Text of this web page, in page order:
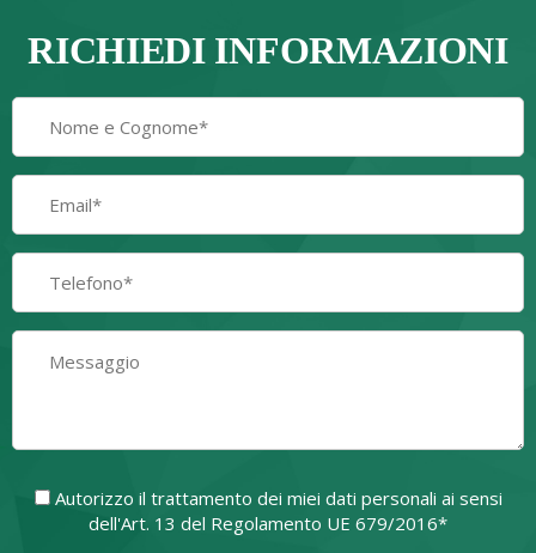
RICHIEDI INFORMAZIONI
Autorizzo il trattamento dei miei dati personali ai sensi
dell'Art. 13 del Regolamento UE 679/2016*